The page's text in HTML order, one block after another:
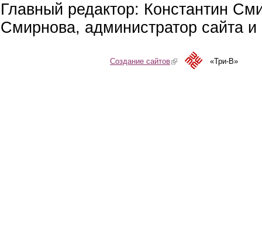
Главный редактор: Константин
Смирнова, администратор сайта
Создание сайтов(link is external)«Три-В»